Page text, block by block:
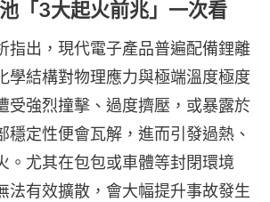
「3大起火前兆」一次看​
指出，現代電子產品普遍配備鋰離
學結構對物理應力與極端溫度極度
受強烈撞擊、過度擠壓，或暴露於
穩定性便會瓦解，進而引發過熱、
。尤其在包包或車體等封閉環境
法有效擴散，會大幅提升事故發生